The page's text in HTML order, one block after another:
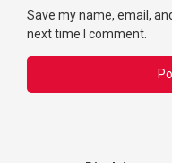
Save my name, email,
next time I comment.